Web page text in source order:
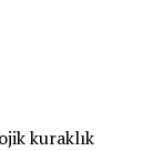
kuraklık